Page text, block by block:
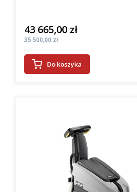
Cena
43 665,00 zł
Cena
35 500,00 zł
Do koszyka